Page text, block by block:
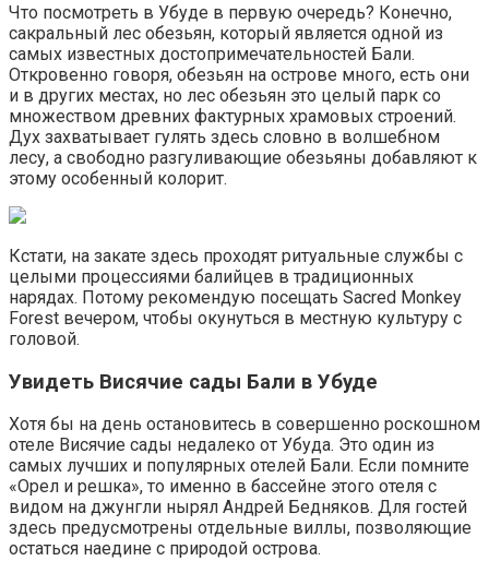
Что посмотреть в Убуде в первую очередь? Конечно,
сакральный лес обезьян, который является одной из
самых известных достопримечательностей Бали.
Откровенно говоря, обезьян на острове много, есть они
и в других местах, но лес обезьян это целый парк со
множеством древних фактурных храмовых строений.
Дух захватывает гулять здесь словно в волшебном
лесу, а свободно разгуливающие обезьяны добавляют к
этому особенный колорит.
Кстати, на закате здесь проходят ритуальные службы с
целыми процессиями балийцев в традиционных
нарядах. Потому рекомендую посещать Sacred Monkey
Forest вечером, чтобы окунуться в местную культуру с
головой.
Увидеть Висячие сады Бали в Убуде
Хотя бы на день остановитесь в совершенно роскошном
отеле Висячие сады недалеко от Убуда. Это один из
самых лучших и популярных отелей Бали. Если помните
«Орел и решка», то именно в бассейне этого отеля с
видом на джунгли нырял Андрей Бедняков. Для гостей
здесь предусмотрены отдельные виллы, позволяющие
остаться наедине с природой острова.